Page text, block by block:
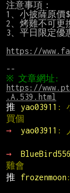
注意事項：
1、小披薩原價
2、烤雞不可更
3、平日限定優
https://
https://
.A.539.html
推
yao03911 :
買個
→
yao03911 :
→
雞會
推
frozenmoon